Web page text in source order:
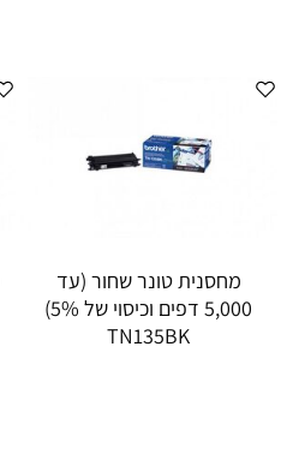
מחסנית טונר שחור (עד
5,000 דפים וכיסוי של 5%)
TN135BK